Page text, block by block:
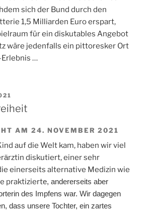
sich der Bund durch den
1,5 Milliarden Euro erspart,
für ein diskutables Angebot
wäre jedenfalls ein pittoresker Ort
…
AM 24. NOVEMBER 2021
auf die Welt kam, haben wir viel
ärztin diskutiert, einer sehr
einerseits alternative Medizin wie
praktizierte, andererseits aber
des Impfens war. Wir dagegen
dass unsere Tochter, ein zartes